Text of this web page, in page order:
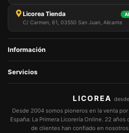
Licorea Tienda
C/ Carmen, 61, 03550 San Juan, Alicante
Información
Servicios
LICOREA
Desde 2004 somos pioneros en la venta
España: La Primera Licorería Online. 22
de clientes han confiado en
Puede personalizar su elección
cookies que nos permite utilizar